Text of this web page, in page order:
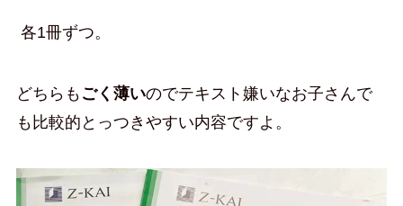
各1冊ずつ。
どちらも ごく薄いのでテキスト嫌いなお子さんで
も比較的とっつきやすい内容ですよ。